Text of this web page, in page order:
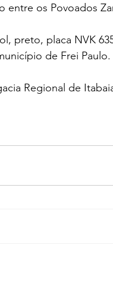
entre os Povoados
preto, placa NVK
de Frei Paulo.
Regional de